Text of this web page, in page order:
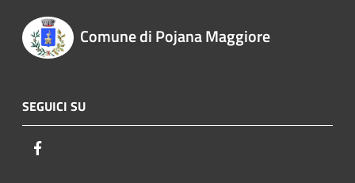
Comune di Pojana Maggiore
SEGUICI SU